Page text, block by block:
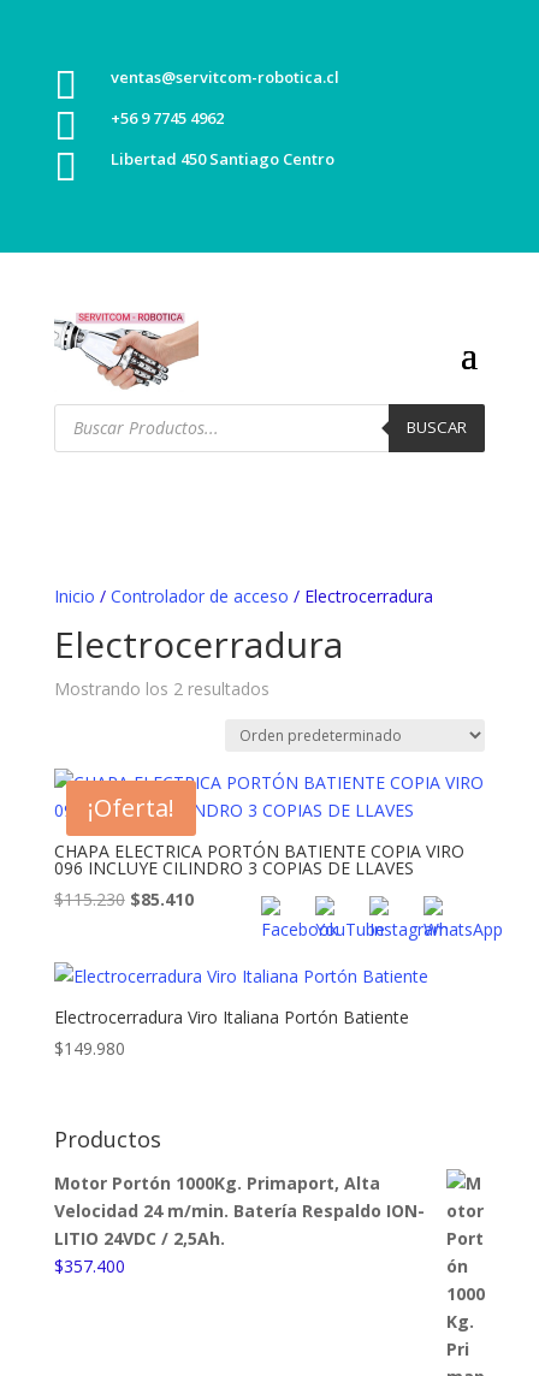
 ventas@servitcom-robotica.cl
 +56 9 7745 4962
 Libertad 450 Santiago Centro
Búsqueda
BUSCAR
Inicio / Controlador de acceso / Electrocerradura
Electrocerradura
Mostrando los 2 resultados
¡Oferta!
CHAPA ELECTRICA PORTÓN BATIENTE COPIA VIRO
096 INCLUYE CILINDRO 3 COPIAS DE LLAVES
$115.230 El
era:
$115.230.
$85.410El
es:
$85.410.
Electrocerradura Viro Italiana Portón Batiente
$149.980
Productos
Motor Portón 1000Kg. Primaport, Alta
Velocidad 24 m/min. Batería Respaldo ION-
LITIO 24VDC / 2,5Ah.
$357.400